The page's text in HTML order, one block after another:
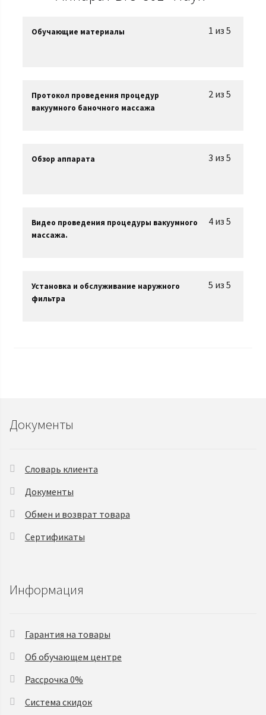
1 из 5
Обучающие материалы
2 из 5
Протокол проведения процедур
вакуумного баночного массажа
3 из 5
Обзор аппарата
4 из 5
Видео проведения процедуры вакуумного
массажа.
5 из 5
Установка и обслуживание наружного
фильтра
Документы
Словарь клиента
Документы
Обмен и возврат товара
Сертификаты
Информация
Гарантия на товары
Об обучающем центре
Рассрочка 0%
Система скидок